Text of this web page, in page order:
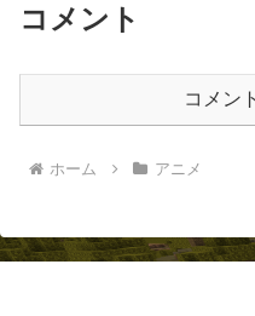
コメント
コメン
ホーム アニメ